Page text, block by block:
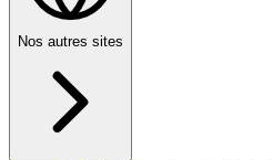
Nos autres sites